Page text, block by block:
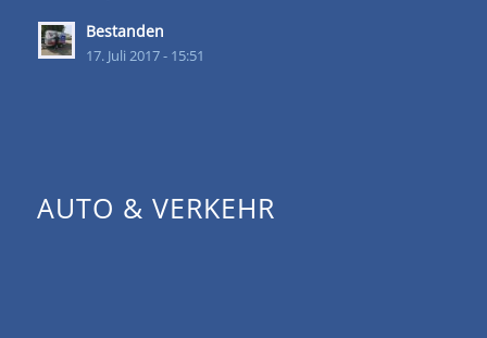
Bestanden
17. Juli 2017 - 15:51
AUTO & VERKEHR